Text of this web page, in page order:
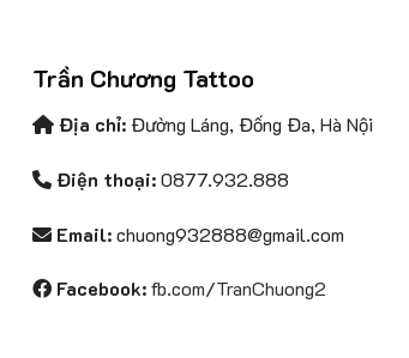
tùy
có
được
trên
Trần Chương Tattoo
Địa chỉ: Đường Láng, Đống Đa, Hà Nội
Điện thoại:0877.932.888
Email:chuong932888@gmail.com
Facebook:fb.com/TranChuong2